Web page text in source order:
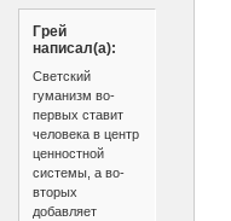
Грей
написал(а):
Светский
гуманизм во-
первых ставит
человека в центр
ценностной
системы, а во-
вторых
добавляет